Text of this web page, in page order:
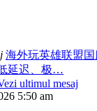
海外玩英雄联盟国
延迟、极…
ultimul mesaj
5:50 am